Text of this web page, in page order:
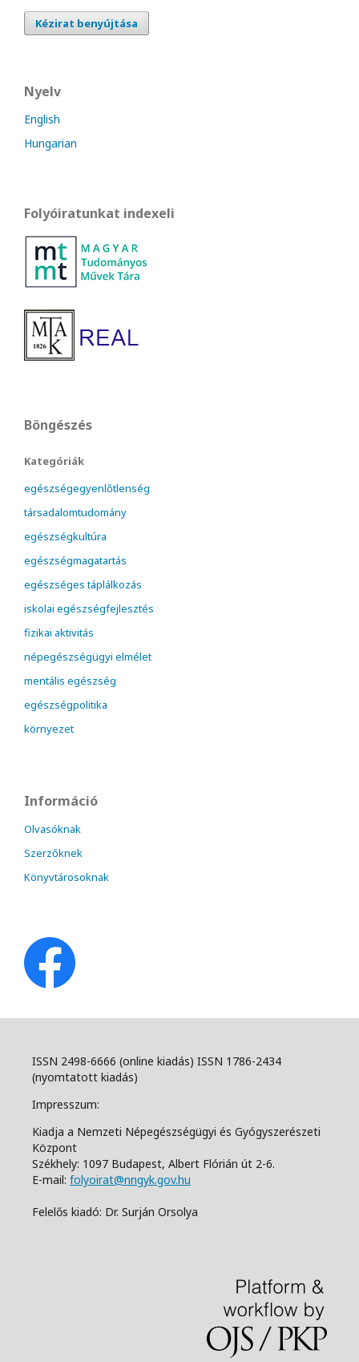
Kézirat benyújtása
Nyelv
English
Hungarian
Folyóiratunkat indexeli
Böngészés
Kategóriák
egészségegyenlőtlenség
társadalomtudomány
egészségkultúra
egészségmagatartás
egészséges táplálkozás
iskolai egészségfejlesztés
fizikai aktivitás
népegészségügyi elmélet
mentális egészség
egészségpolitika
környezet
Információ
Olvasóknak
Szerzőknek
Könyvtárosoknak
ISSN 2498-6666 (online kiadás) ISSN 1786-2434
(nyomtatott kiadás)
Impresszum:
Kiadja a Nemzeti Népegészségügyi és Gyógyszerészeti
Központ
Székhely: 1097 Budapest, Albert Flórián út 2-6.
E-mail: folyoirat@nngyk.gov.hu
Felelős kiadó: Dr. Surján Orsolya